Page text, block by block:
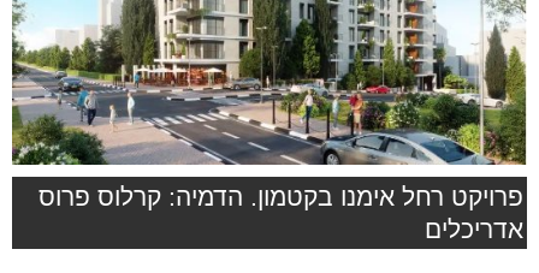
פרויקט רחל אימנו בקטמון. הדמיה: קרלוס פרוס
אדריכלים